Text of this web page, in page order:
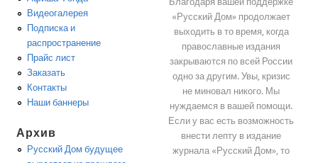
Видеогалерея
Подписка и
распространение
Прайс лист
Заказать
Контакты
Наши баннеры
Архив
Русский Дом будущее
«Русский Дом» продолжает
выходить в то время, когда
православные издания
закрываются по всей России
одно за другим. Увы, кризис
не миновал никого. Мы
нуждаемся в вашей помощи.
Если у вас есть возможность
внести лепту в издание
журнала «Русский Дом», то